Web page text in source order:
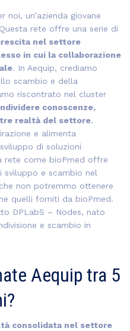
noi, un’azienda giovane
rete offre una serie di
nel settore
in cui la collaborazione
. In Aequip, crediamo
scambio e della
riscontrato nel cluster
conoscenze,
realtà del settore.
e alimenta
di soluzioni
rete come bioPmed offre
sviluppo e scambio nel
non potremmo ottenere
quelli forniti da bioPmed.
DPLabS – Nodes, nato
e scambio in
Aequip tra 5
consolidata nel settore